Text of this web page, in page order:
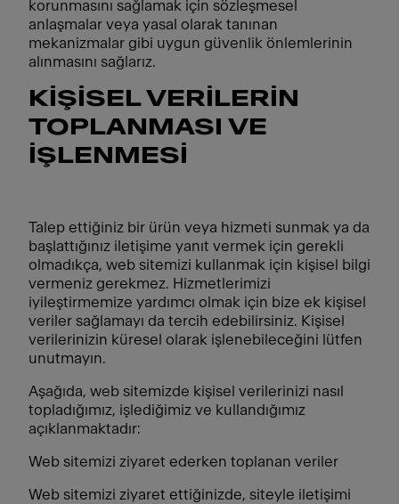
korunmasını sağlamak için sözleşmesel
anlaşmalar veya yasal olarak tanınan
mekanizmalar gibi uygun güvenlik önlemlerinin
alınmasını sağlarız.
KİŞİSEL VERİLERİN
TOPLANMASI VE
İŞLENMESİ
Talep ettiğiniz bir ürün veya hizmeti sunmak ya da
başlattığınız iletişime yanıt vermek için gerekli
olmadıkça, web sitemizi kullanmak için kişisel bilgi
vermeniz gerekmez. Hizmetlerimizi
iyileştirmemize yardımcı olmak için bize ek kişisel
veriler sağlamayı da tercih edebilirsiniz. Kişisel
verilerinizin küresel olarak işlenebileceğini lütfen
unutmayın.
Aşağıda, web sitemizde kişisel verilerinizi nasıl
topladığımız, işlediğimiz ve kullandığımız
açıklanmaktadır:
Web sitemizi ziyaret ederken toplanan veriler
Web sitemizi ziyaret ettiğinizde, siteyle iletişimi